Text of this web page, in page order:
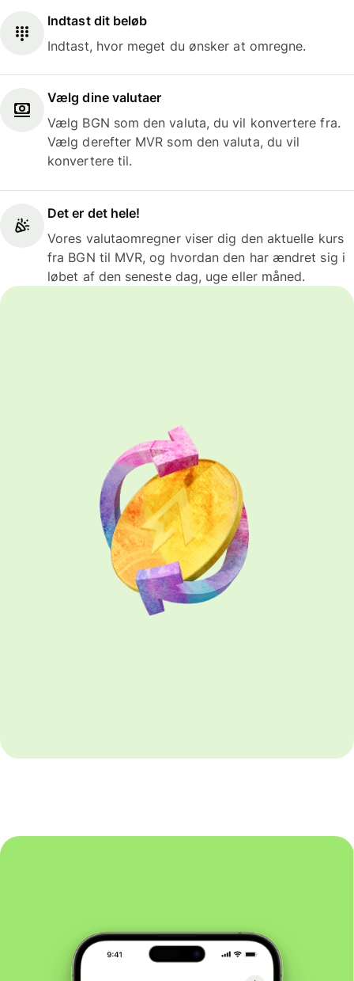
Indtast dit beløb
Indtast, hvor meget du ønsker at omregne.
Vælg dine valutaer
Vælg BGN som den valuta, du vil konvertere fra.
Vælg derefter MVR som den valuta, du vil
konvertere til.
Det er det hele!
Vores valutaomregner viser dig den aktuelle kurs
fra BGN til MVR, og hvordan den har ændret sig i
løbet af den seneste dag, uge eller måned.